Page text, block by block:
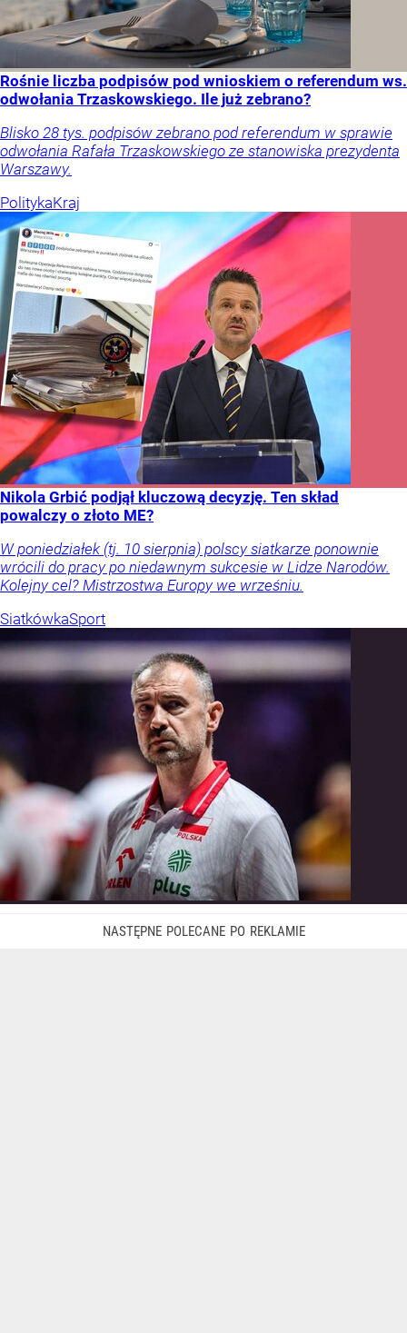
Rośnie liczba podpisów pod wnioskiem o referendum ws.
odwołania Trzaskowskiego. Ile już zebrano?
Blisko 28 tys. podpisów zebrano pod referendum w sprawie
odwołania Rafała Trzaskowskiego ze stanowiska prezydenta
Warszawy.
PolitykaKraj
Nikola Grbić podjął kluczową decyzję. Ten skład
powalczy o złoto ME?
W poniedziałek (tj. 10 sierpnia) polscy siatkarze ponownie
wrócili do pracy po niedawnym sukcesie w Lidze Narodów.
Kolejny cel? Mistrzostwa Europy we wrześniu.
SiatkówkaSport